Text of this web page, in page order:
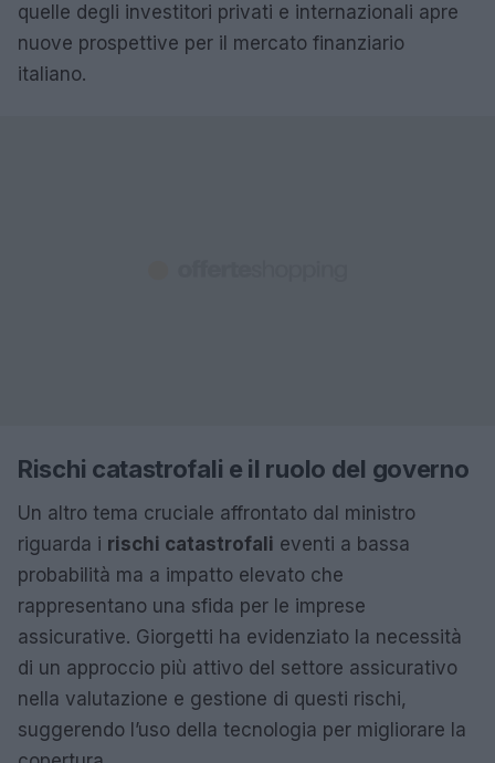
quelle degli investitori privati e internazionali apre
nuove prospettive per il mercato finanziario
italiano.
Rischi catastrofali e il ruolo del governo
Un altro tema cruciale affrontato dal ministro
riguarda i rischi catastrofali eventi a bassa
probabilità ma a impatto elevato che
rappresentano una sfida per le imprese
assicurative. Giorgetti ha evidenziato la necessità
di un approccio più attivo del settore assicurativo
nella valutazione e gestione di questi rischi,
suggerendo l’uso della tecnologia per migliorare la